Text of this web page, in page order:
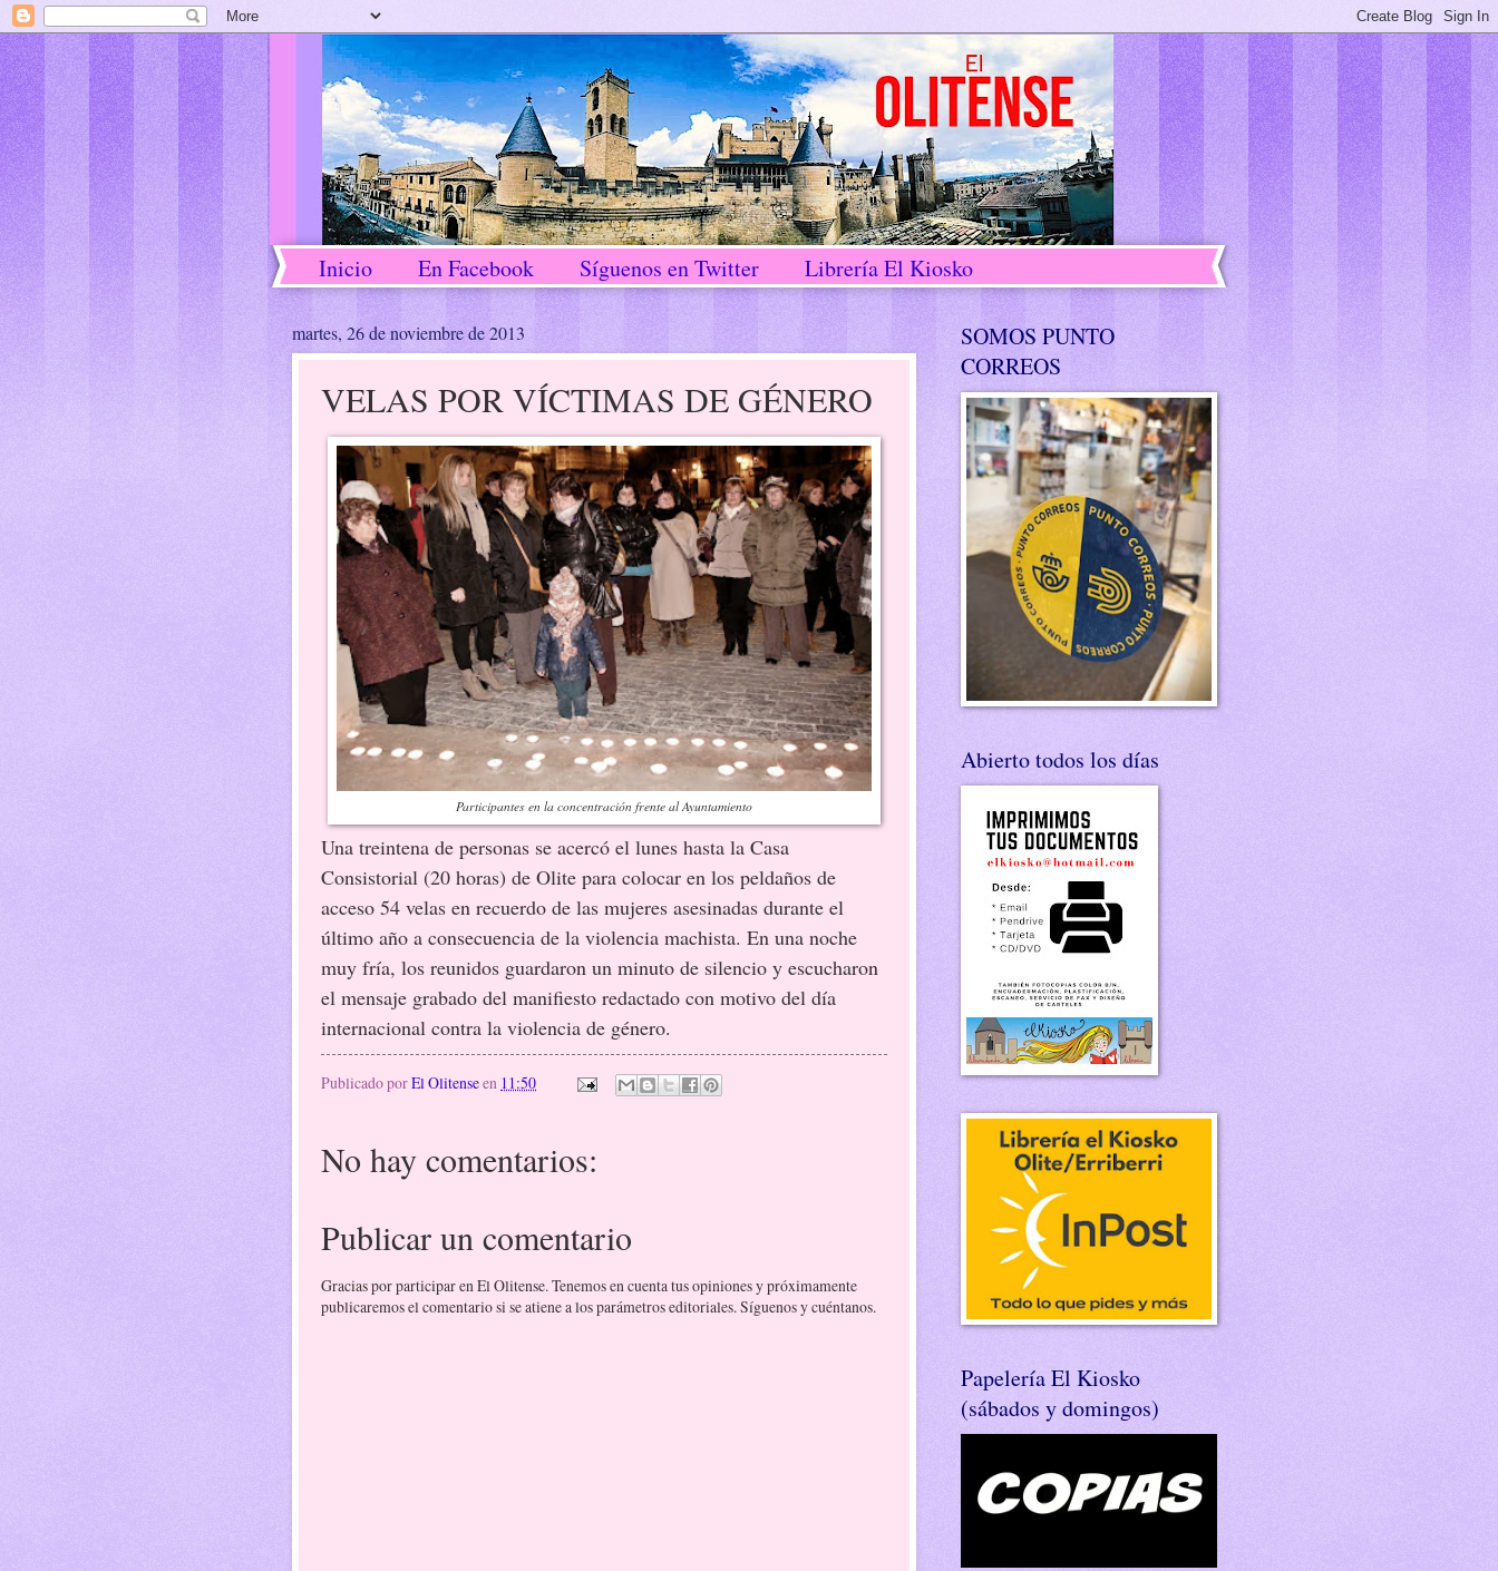
Inicio En Facebook Síguenos en Twitter Librería El Kiosko
martes, 26 de noviembre de 2013
VELAS POR VÍCTIMAS DE GÉNERO
Participantes en la concentración frente al Ayuntamiento
Una treintena de personas se acercó el lunes hasta la Casa
Consistorial (20 horas) de Olite para colocar en los peldaños de
acceso 54 velas en recuerdo de las mujeres asesinadas durante el
último año a consecuencia de la violencia machista. En una noche
muy fría, los reunidos guardaron un minuto de silencio y escucharon
el mensaje grabado del manifiesto redactado con motivo del día
internacional contra la violencia de género.
Publicado porEl Olitenseen 11:50
No hay comentarios:
Publicar un comentario
Gracias por participar en El Olitense. Tenemos en cuenta tus opiniones y próximamente
publicaremos el comentario si se atiene a los parámetros editoriales. Síguenos y cuéntanos.
SOMOS PUNTO
CORREOS
Abierto todos los días
Papelería El Kiosko
(sábados y domingos)